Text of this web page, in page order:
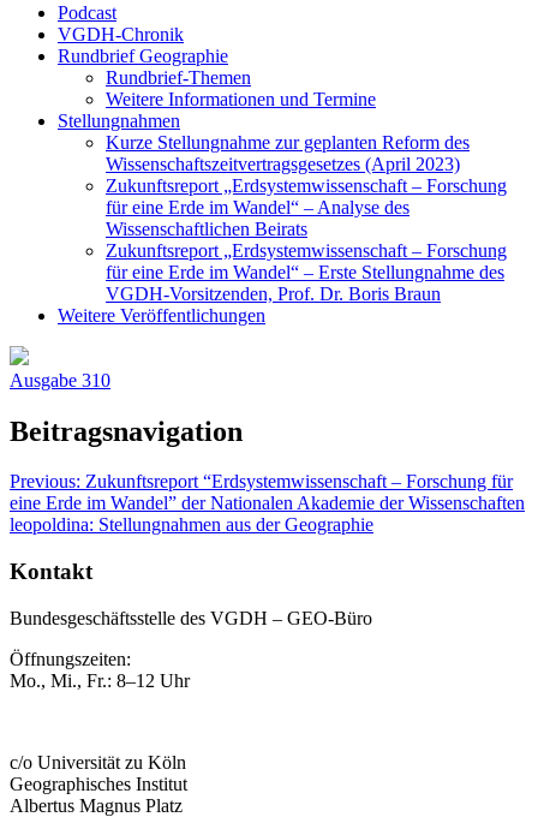
Podcast
VGDH-Chronik
Rundbrief Geographie
Rundbrief-Themen
Weitere Informationen und Termine
Stellungnahmen
Kurze Stellungnahme zur geplanten Reform des
Wissenschaftszeitvertragsgesetzes (April 2023)
Zukunftsreport „Erdsystemwissenschaft – Forschung
für eine Erde im Wandel“ – Analyse des
Wissenschaftlichen Beirats
Zukunftsreport „Erdsystemwissenschaft – Forschung
für eine Erde im Wandel“ – Erste Stellungnahme des
VGDH-Vorsitzenden, Prof. Dr. Boris Braun
Weitere Veröffentlichungen
Ausgabe 310
Beitragsnavigation
Previous: Zukunftsreport “Erdsystemwissenschaft – Forschung für
eine Erde im Wandel” der Nationalen Akademie der Wissenschaften
leopoldina: Stellungnahmen aus der Geographie
Kontakt
Bundesgeschäftsstelle des VGDH – GEO-Büro
Öffnungszeiten:
Mo., Mi., Fr.: 8–12 Uhr
c/o Universität zu Köln
Geographisches Institut
Albertus Magnus Platz